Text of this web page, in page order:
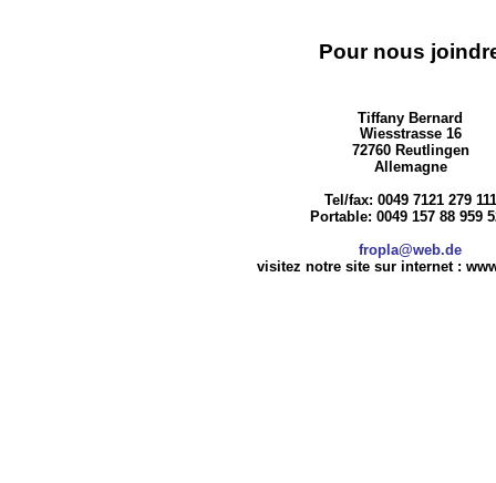
Pour nous
Tiffany Bernard
Wiesstrasse 16
72760 Reutlingen
Allemagne
Tel/fax: 0049 7121 279 111
Portable: 0049 157 88 959
fropla@web.de
visitez notre site sur internet :